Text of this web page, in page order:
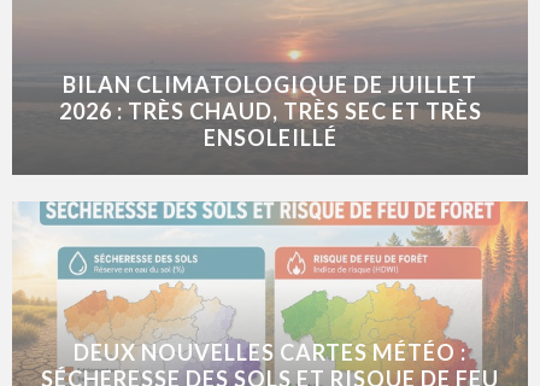
BILAN CLIMATOLOGIQUE DE JUILLET
2026 : TRÈS CHAUD, TRÈS SEC ET TRÈS
ENSOLEILLÉ
DEUX NOUVELLES CARTES MÉTÉO :
SÉCHERESSE DES SOLS ET RISQUE DE FEU